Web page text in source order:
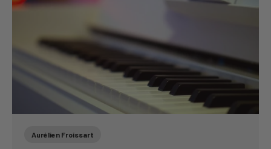
Aurélien Froissart